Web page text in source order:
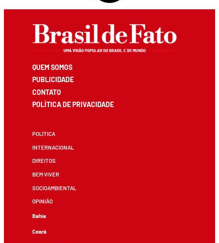
QUEM SOMOS
PUBLICIDADE
CONTATO
POLÍTICA DE PRIVACIDADE
POLÍTICA
INTERNACIONAL
DIREITOS
BEM VIVER
SOCIOAMBIENTAL
OPINIÃO
Bahia
Ceará